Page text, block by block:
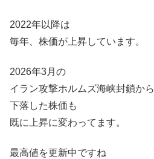
2022年以降は
毎年、株価が上昇しています。
2026年3月の
イラン攻撃ホルムズ海峡封鎖から
下落した株価も
既に上昇に変わってます。
最高値を更新中ですね